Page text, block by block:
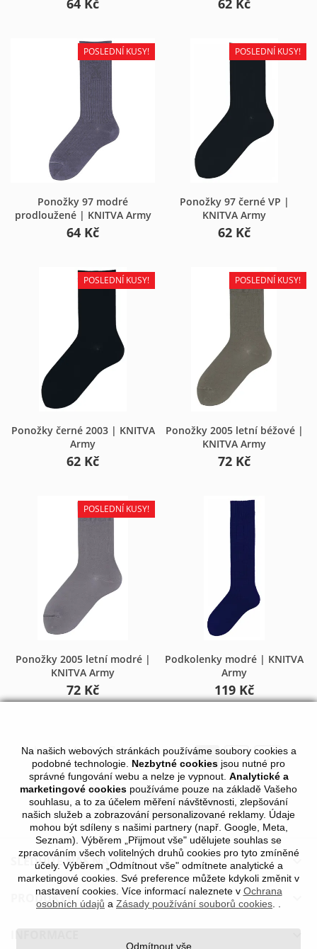
64 Kč 62 Kč
Ponožky 97 modré
prodloužené | KNITVA Army
64 Kč
POSLEDNÍ KUSY!
Ponožky 97 černé VP |
KNITVA Army
62 Kč
POSLEDNÍ KUSY!
Ponožky černé 2003 | KNITVA
Army
62 Kč
POSLEDNÍ KUSY!
Ponožky 2005 letní béžové |
KNITVA Army
72 Kč
POSLEDNÍ KUSY!
Ponožky 2005 letní modré |
KNITVA Army
72 Kč
POSLEDNÍ KUSY!
Podkolenky modré | KNITVA
Army
119 Kč
Zobrazení 1-12 z 17 položek
1 2 
Zpět na začátek
SLEDUJTE NÁS NA SÍTÍCH 
PRODUKTY
INFORMACE 
Vytvořit nový seznam
Zrušit
Vytvořit seznam oblíbených produktů
Musíte být přihlášen, abyste si mohli výrobky uložit do
svého seznamu oblíbených produktů.
Přihlásit se
Na našich webových stránkách používáme soubory cookies a
podobné technologie. Nezbytné cookies jsou nutné pro
správné fungování webu a nelze je vypnout. Analytické a
marketingové cookies používáme pouze na základě Vašeho
souhlasu, a to za účelem měření návštěvnosti, zlepšování
našich služeb a zobrazování personalizované reklamy. Údaje
mohou být sdíleny s našimi partnery (např. Google, Meta,
Seznam). Výběrem „Přijmout vše" udělujete souhlas se
zpracováním všech volitelných druhů cookies pro tyto zmíněné
účely. Výběrem „Odmítnout vše" odmítnete analytické a
marketingové cookies. Své preference můžete kdykoli změnit v
nastavení cookies. Více informací naleznete v Ochrana
osobních údajů a Zásady používání souborů cookies
Odmítnout vše